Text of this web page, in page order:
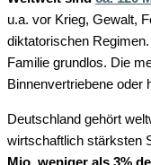
u.a. vor Krieg, Gewalt,
diktatorischen
Familie grundlos. Die
Binnenvertriebene oder
Deutschland gehört
wirtschaftlich stärksten